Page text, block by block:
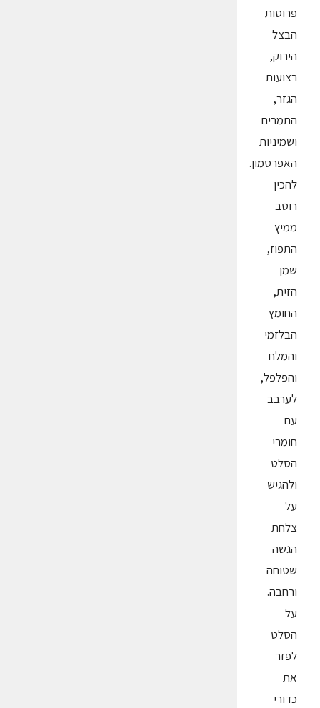
פרוסות
הבצל
הירוק,
רצועות
הגזר,
התמרים
ושמיניות
האפרסמון.
להכין
רוטב
ממיץ
התפוז,
שמן
הזית,
החומץ
הבלזמי
והמלח
והפלפל,
לערבב
עם
חומרי
הסלט
ולהגיש
על
צלחת
הגשה
שטוחה
ורחבה.
על
הסלט
לפזר
את
כדורי